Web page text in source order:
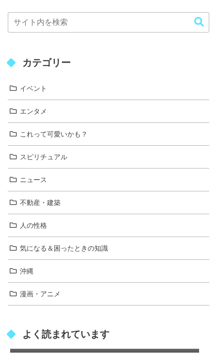
カテゴリー
イベント
エンタメ
これって可愛いかも？
スピリチュアル
ニュース
不動産・建築
人の性格
気になる＆困ったときの知識
沖縄
漫画・アニメ
よく読まれています
レターパックは速達扱いになる？通常郵便よ
り早く届けるコツ！
ドを徹底解説